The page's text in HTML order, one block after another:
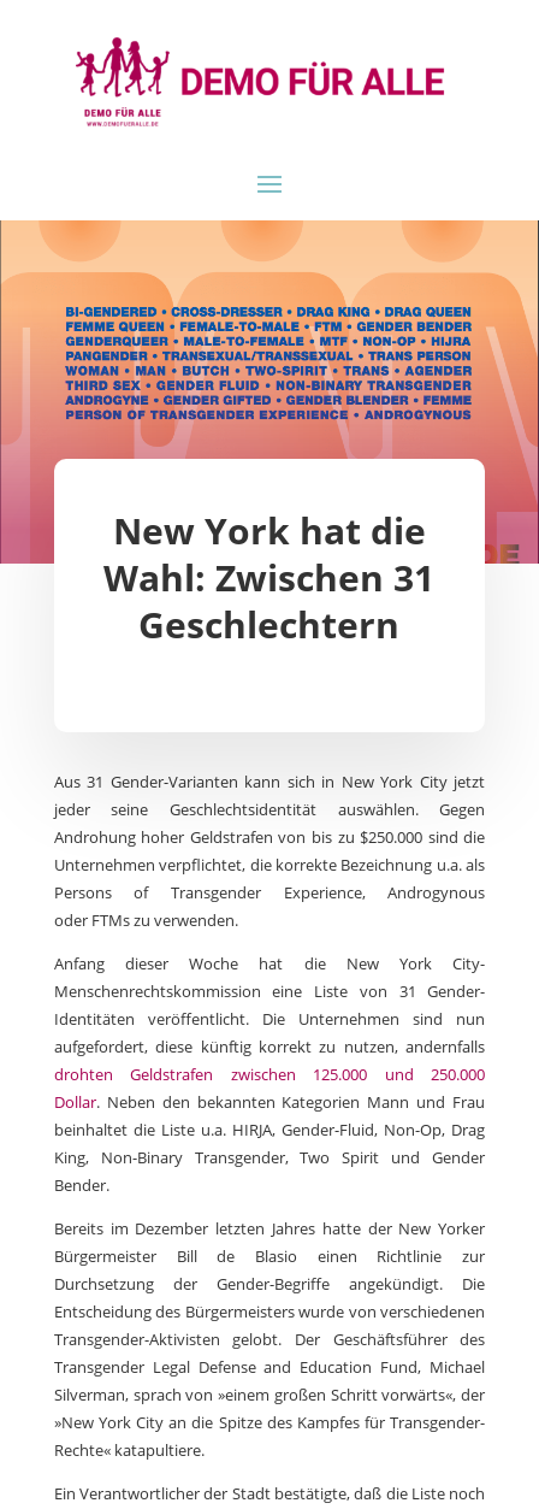
New York hat die
Wahl: Zwischen 31
Geschlechtern
Aus 31 Gender-Varianten kann sich in New York City jetzt
jeder seine Geschlechtsidentität auswählen. Gegen
Androhung hoher Geldstrafen von bis zu $250.000 sind die
Unternehmen verpflichtet, die korrekte Bezeichnung u.a. als
Persons of Transgender Experience, Androgynous
oder FTMs zu verwenden.
Anfang dieser Woche hat die New York City-
Menschenrechtskommission eine Liste von 31 Gender-
Identitäten veröffentlicht. Die Unternehmen sind nun
aufgefordert, diese künftig korrekt zu nutzen, andernfalls
drohten Geldstrafen zwischen 125.000 und 250.000
Dollar. Neben den bekannten Kategorien Mann und Frau
beinhaltet die Liste u.a. HIRJA, Gender-Fluid, Non-Op, Drag
King, Non-Binary Transgender, Two Spirit und Gender
Bender.
Bereits im Dezember letzten Jahres hatte der New Yorker
Bürgermeister Bill de Blasio einen Richtlinie zur
Durchsetzung der Gender-Begriffe angekündigt. Die
Entscheidung des Bürgermeisters wurde von verschiedenen
Transgender-Aktivisten gelobt. Der Geschäftsführer des
Transgender Legal Defense and Education Fund, Michael
Silverman, sprach von »einem großen Schritt vorwärts«, der
»New York City an die Spitze des Kampfes für Transgender-
Rechte« katapultiere.
Ein Verantwortlicher der Stadt bestätigte, daß die Liste noch